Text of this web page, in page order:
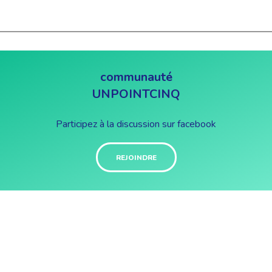
communauté
UNPOINTCINQ
Participez à la discussion sur facebook
REJOINDRE